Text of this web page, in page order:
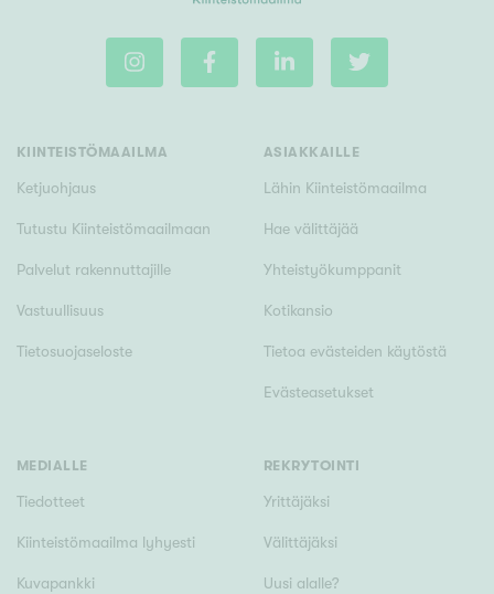
Tyydyttävä
Ominaisuudet
Hissi
Järvi- tai merinäköala
Maalämpö
Oma ranta
Oma sauna
KIINTEISTÖMAAILMA
Ketjuohjaus
Tutustu Kiinteistömaailmaan
Palvelut rakennuttajille
Vastuullisuus
Tietosuojaseloste
ASIAKKAILLE
Lähin Kiinteistömaailma
Hae välittäjää
Yhteistyökumppanit
Kotikansio
Tietoa evästeiden käytöstä
Evästeasetukset
MEDIALLE
Tiedotteet
Kiinteistömaailma lyhyesti
Kuvapankki
REKRYTOINTI
Yrittäjäksi
Välittäjäksi
Uusi alalle?